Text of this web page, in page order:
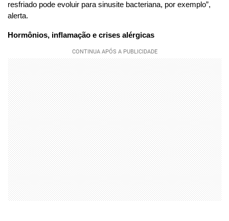
resfriado pode evoluir para sinusite bacteriana, por exemplo”,
alerta.
Hormônios, inflamação e crises alérgicas